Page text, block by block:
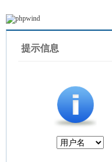
提示信息